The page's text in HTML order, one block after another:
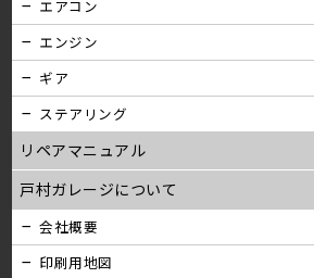
エアコン
エンジン
ギア
ステアリング
リペアマニュアル
戸村ガレージについて
会社概要
印刷用地図